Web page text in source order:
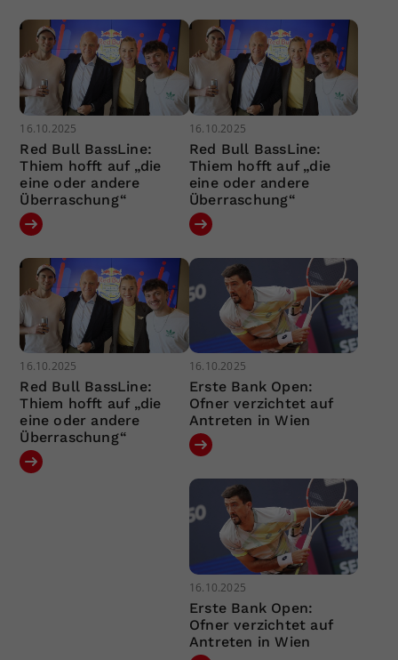
16.10.2025
Red Bull BassLine:
Thiem hofft auf „die
eine oder andere
Überraschung“
16.10.2025
Red Bull BassLine:
Thiem hofft auf „die
eine oder andere
Überraschung“
16.10.2025
Red Bull BassLine:
Thiem hofft auf „die
eine oder andere
Überraschung“
16.10.2025
Erste Bank Open:
Ofner verzichtet auf
Antreten in Wien
16.10.2025
Erste Bank Open:
Ofner verzichtet auf
Antreten in Wien